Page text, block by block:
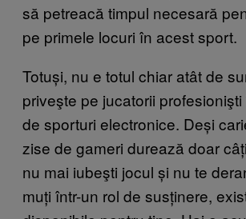
să petreacă timpul necesară
pe primele locuri în acest sport.
Totuși, nu e totul chiar atât de
priveşte pe jucatorii
de sporturi electronice. Deși
zise de gameri durează doar
nu mai iubeşti jocul și nu te
muți într-un rol de susținere,